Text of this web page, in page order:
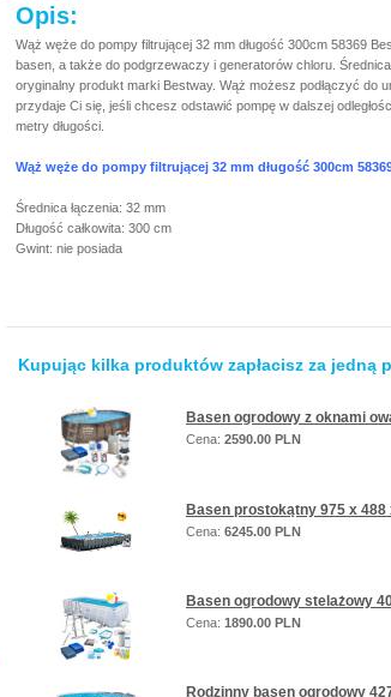
Opis:
Wąż węże do pompy filtrującej 32 mm długość 300cm 58369
basen, a także do podgrzewaczy i generatorów chloru.
oryginalny produkt marki Bestway. Wąż możesz podłączyć
przydaje Ci się, jeśli chcesz odstawić pompę w dalszej
metry długości.
Wąż węże do pompy filtrującej 32 mm długość 300cm
Średnica łączenia: 32 mm
Długość całkowita: 300 cm
Gwint: nie posiada
Kupując kilka produktów zapłacisz za jedną
Basen ogrodowy z oknami
Cena: 2590.00 PLN
Basen prostokątny 975 x 488
Cena: 6245.00 PLN
Basen ogrodowy stelażowy
Cena: 1890.00 PLN
Rodzinny basen ogrodowy